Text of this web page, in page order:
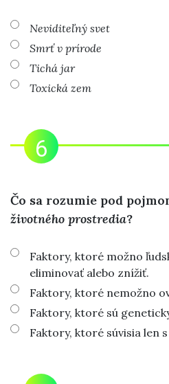
Neviditeľný svet
Smrť v prírode
Tichá jar
Toxická zem
Čo sa rozumie pod
životného prostredia?
Faktory, ktoré možno
eliminovať alebo znížiť.
Faktory, ktoré nemožno
Faktory, ktoré sú
Faktory, ktoré súvisia len